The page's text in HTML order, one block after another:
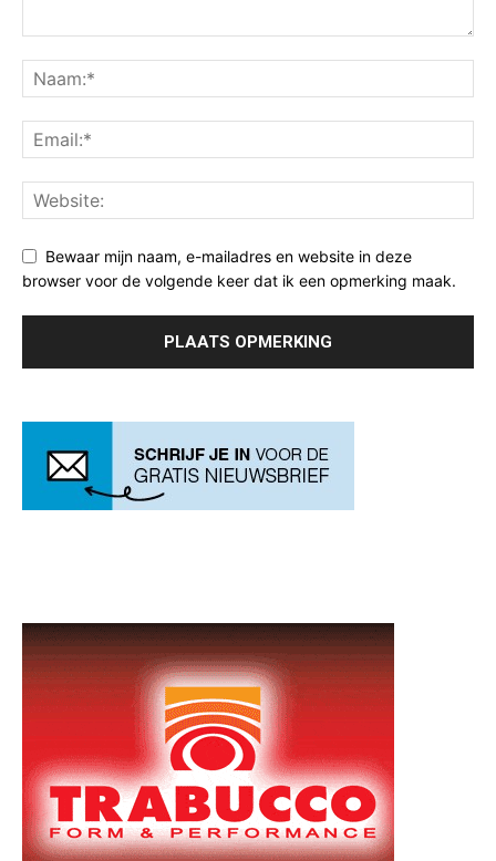
Bewaar mijn naam, e-mailadres en website in deze
browser voor de volgende keer dat ik een opmerking maak.